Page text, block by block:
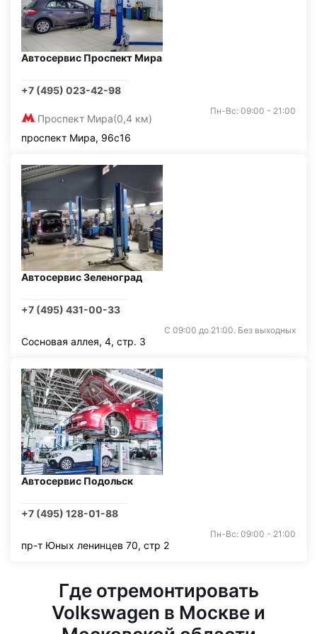
Автосервис Проспект Мира
+7 (495) 023-42-98
Проспект Мира(0,4 км)
Пн-Вс: 09:00 - 21:00
проспект Мира, 96с16
Автосервис Зеленоград
+7 (495) 431-00-33
С 09:00 до 21:00. Без выходных
Сосновая аллея, 4, стр. 3
Автосервис Подольск
+7 (495) 128-01-88
Пн-Вс: 09:00 - 21:00
пр-т Юных ленинцев 70, стр 2
Где отремонтировать
Volkswagen в Москве и